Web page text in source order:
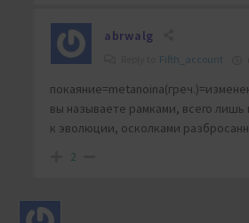
abrwalg
Fifth_account
вы называете рамками, всего
к эволюции, осколками
2